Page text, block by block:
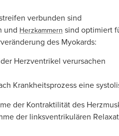
verbunden sind
und Herzkammern sind optimiert
des Myokards:
Herzventrikel verursachen
Krankheitsprozess eine
der Kontraktilität des
der linksventrikulären